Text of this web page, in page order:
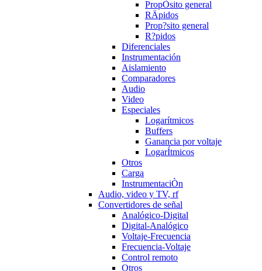
PropÒsito general
RÄpidos
Prop?sito general
R?pidos
Diferenciales
Instrumentación
Aislamiento
Comparadores
Audio
Video
Especiales
Logarítmicos
Buffers
Ganancia por voltaje
LogarÍtmicos
Otros
Carga
InstrumentaciÒn
Audio, video y TV, rf
Convertidores de señal
Analógico-Digital
Digital-Analógico
Voltaje-Frecuencia
Frecuencia-Voltaje
Control remoto
Otros